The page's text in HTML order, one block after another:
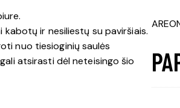
ir nesiliestų su paviršiais.
nuo tiesioginių saulės
atsirasti dėl neteisingo šio